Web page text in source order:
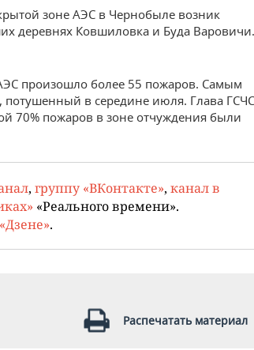
зоне АЭС в Чернобыле возник
деревнях Ковшиловка и Буда Варовичи.
произошло более 55 пожаров. Самым
в середине июля. Глава ГСЧС
70% пожаров в зоне отчуждения были
, группу «ВКонтакте», канал в
«Реального времени».
«Дзене».
Распечатать материал